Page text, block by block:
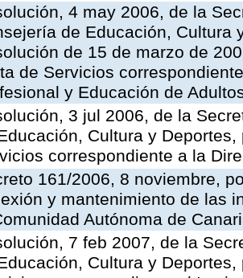
4 may 2006, de la
de Educación, Cultura
de 15 de marzo de
de Servicios
y Educación de
3 jul 2006, de la
Cultura y
correspondiente a la
161/2006, 8 noviembre,
y mantenimiento de las
Autónoma de
7 feb 2007, de la
Cultura y